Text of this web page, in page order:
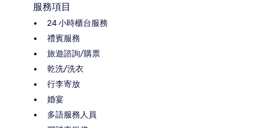
服務項目
24 小時櫃台服務
禮賓服務
旅遊諮詢/購票
乾洗/洗衣
行李寄放
婚宴
多語服務人員